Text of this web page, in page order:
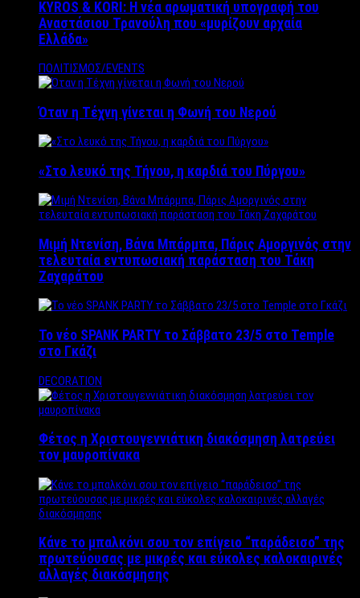
KYROS & KORI: Η νέα αρωματική υπογραφή του
Αναστάσιου Τρανούλη που «μυρίζουν αρχαία
Ελλάδα»
ΠΟΛΙΤΙΣΜΟΣ/EVENTS
Όταν η Τέχνη γίνεται η Φωνή του Νερού
«Στο λευκό της Τήνου, η καρδιά του Πύργου»
Μιμή Ντενίση, Βάνα Μπάρμπα, Πάρις Αμοργινός στην
τελευταία εντυπωσιακή παράσταση του Τάκη
Ζαχαράτου
Το νέο SPANK PARTY το Σάββατο 23/5 στο Temple
στο Γκάζι
DECORATION
Φέτος η Χριστουγεννιάτικη διακόσμηση λατρεύει
τον μαυροπίνακα
Κάνε το μπαλκόνι σου τον επίγειο “παράδεισο” της
πρωτεύουσας με μικρές και εύκολες καλοκαιρινές
αλλαγές διακόσμησης